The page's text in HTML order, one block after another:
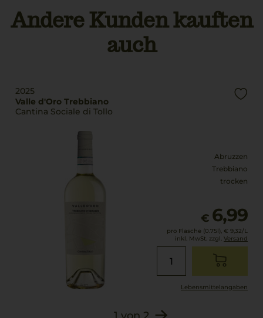
Rebsorten
Alkoholgehalt
10,5 % Vol.
Lagerpotential
trocken
Ø Nährwerte pro 100g
davon Zucker: 1,5 g
Andere Kunden kauften
auch
2025
Valle d'Oro Trebbiano
Cantina Sociale di Tollo
Abruzzen
Trebbiano
trocken
€ 6,99
pro Flasche (0.75l), € 9,32/L
inkl. MwSt. zzgl. Versand
Lebensmittel­angaben